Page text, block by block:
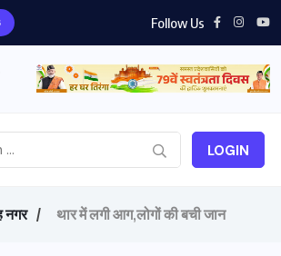
Follow Us
LOGIN
नगर थार में लगी आग,लोगों की बची जान